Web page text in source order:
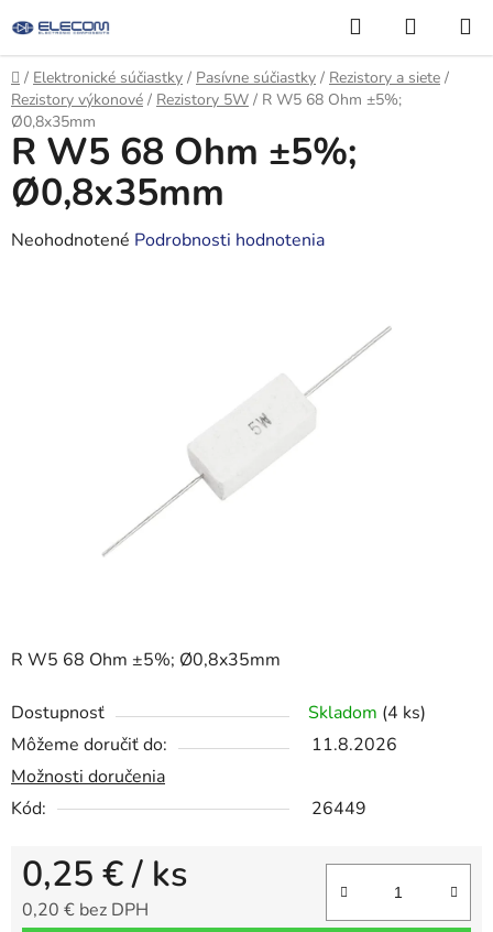
na
obsah
Hľadať
KOŠÍK
Domov
/ Elektronické súčiastky / Pasívne súčiastky / Rezistory a siete /
Rezistory výkonové / Rezistory 5W / R W5 68 Ohm ±5%;
Ø0,8x35mm
R W5 68 Ohm ±5%; Ø0,8x35mm
Dostupnosť Skladom (4 ks)
Môžeme doručiť do:
11.8.2026
Možnosti doručenia
Kód:
26449
0,25 €/ ks
0,20 € bez DPH
R W5 68 Ohm ±5%;
Ø0,8x35mm
Priemerné
Neohodnotené Podrobnosti hodnotenia